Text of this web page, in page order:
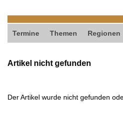
Termine Themen Regionen
Artikel nicht gefunden
Der Artikel wurde nicht gefunden